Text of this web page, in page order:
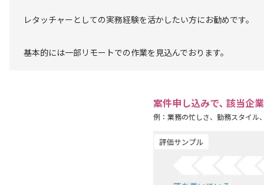
レタッチャーとしての実務経験を活かしたい方にお勧めです。
基本的には一部リモートでの作業を見込んでおります。
案件申し込みで､ 該当企
例：業務の忙しさ、勤務スタイル